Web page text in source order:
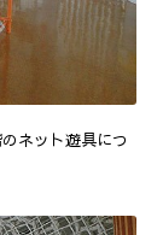
ネット遊具につ